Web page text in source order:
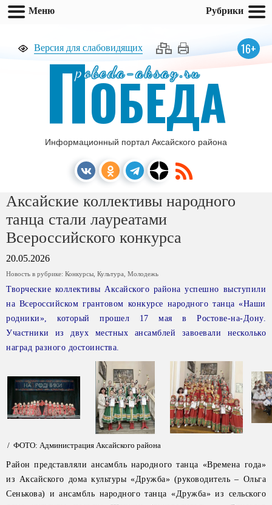
Версия для слабовидящих 16+
pobeda-aksay.ru
ПОБЕДА
Информационный портал Аксайского района
Аксайские коллективы народного
танца стали лауреатами
Всероссийского конкурса
20.05.2026
Новость в рубрике: Конкурсы Культура Молодежь
Творческие коллективы Аксайского района успешно выступили
на Всероссийском грантовом конкурсе народного танца «Наши
родники», который прошел 17 мая в Ростове-на-Дону.
Участники из двух местных ансамблей завоевали несколько
наград разного достоинства.
/ ФОТО: Администрация Аксайского района
Район представляли ансамбль народного танца «Времена года»
из Аксайского дома культуры «Дружба» (руководитель – Ольга
Сенькова) и ансамбль народного танца «Дружба» из сельского
Меню Рубрики